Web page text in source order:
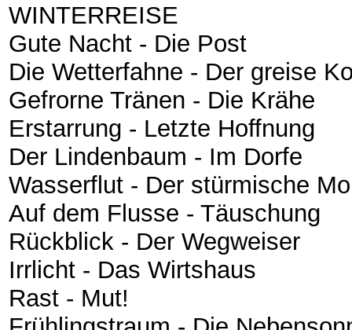
WINTERREISE
Gute Nacht - Die Post
Die Wetterfahne - Der greise
Gefrorne Tränen - Die Krähe
Erstarrung - Letzte Hoffnung
Der Lindenbaum - Im Dorfe
Wasserflut - Der stürmische
Auf dem Flusse - Täuschung
Rückblick - Der Wegweiser
Irrlicht - Das Wirtshaus
Rast - Mut!